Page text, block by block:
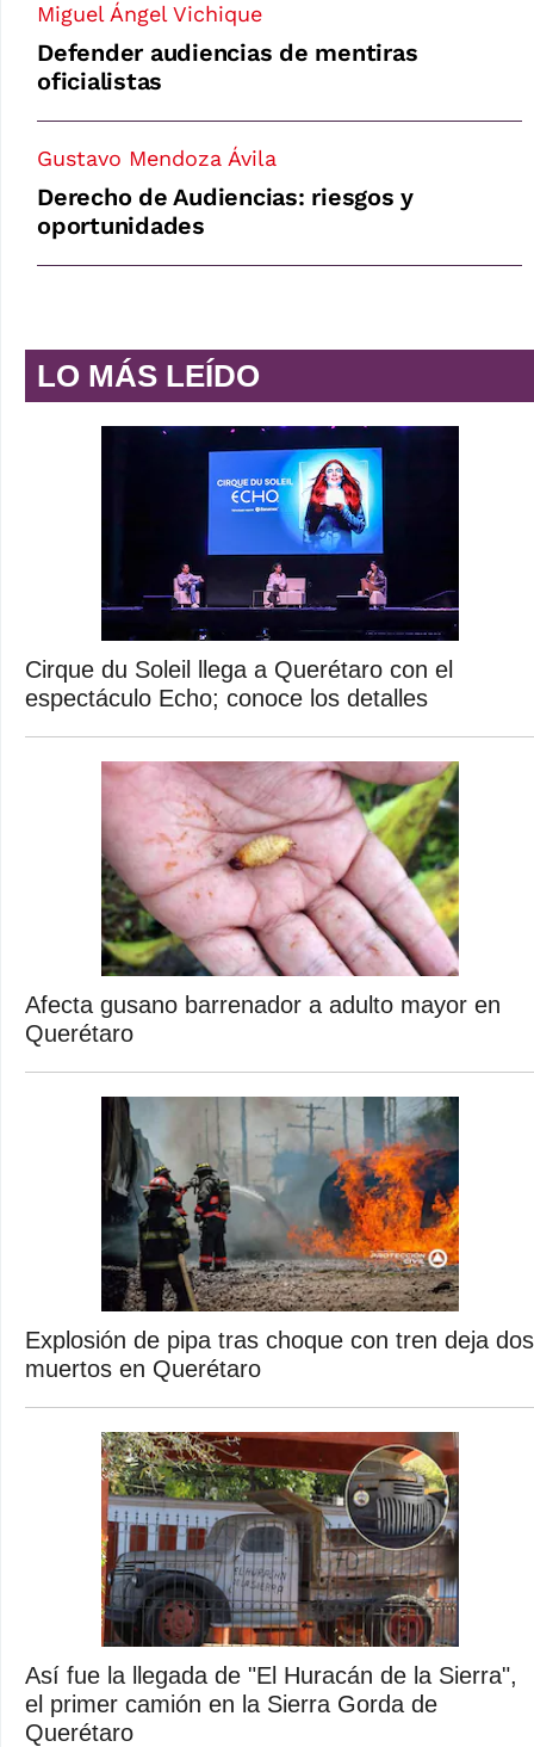
Miguel Ángel Vichique
Defender audiencias de mentiras
oficialistas
Gustavo Mendoza Ávila
Derecho de Audiencias: riesgos y
oportunidades
LO MÁS LEÍDO
Cirque du Soleil llega a Querétaro con el
espectáculo Echo; conoce los detalles
Afecta gusano barrenador a adulto mayor en
Querétaro
Explosión de pipa tras choque con tren deja dos
muertos en Querétaro
Así fue la llegada de "El Huracán de la Sierra",
el primer camión en la Sierra Gorda de
Querétaro